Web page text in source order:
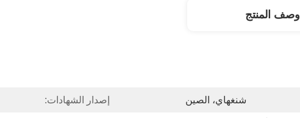
وصف المنتج
شنغهاي، الصين إصدار الشهادات: